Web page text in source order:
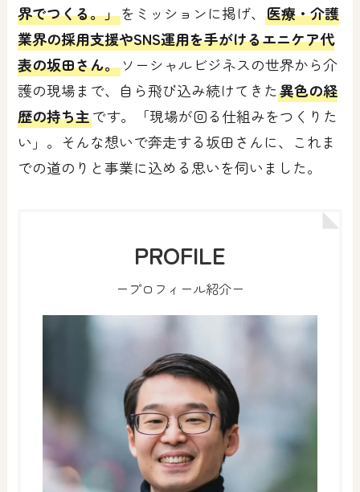
界でつくる。」をミッションに掲げ、医療・介護
業界の採用支援やSNS運用を手がけるエニケア代
表の坂田さん。ソーシャルビジネスの世界から介
護の現場まで、自ら飛び込み続けてきた異色の経
歴の持ち主です。「現場が回る仕組みをつくりた
い」。そんな想いで奔走する坂田さんに、これま
での道のりと事業に込める思いを伺いました。
PROFILE
ープロフィール紹介ー